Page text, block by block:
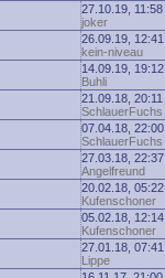
27.10.19, 11:58
joker
26.09.19, 12:41
kein-niveau
14.09.19, 19:12
Buhli
21.09.18, 20:11
SchlauerFuchs
07.04.18, 22:00
SchlauerFuchs
27.03.18, 22:37
Angelfreund
20.02.18, 05:22
Kufenschoner
05.02.18, 12:14
Kufenschoner
27.01.18, 07:41
Lippe